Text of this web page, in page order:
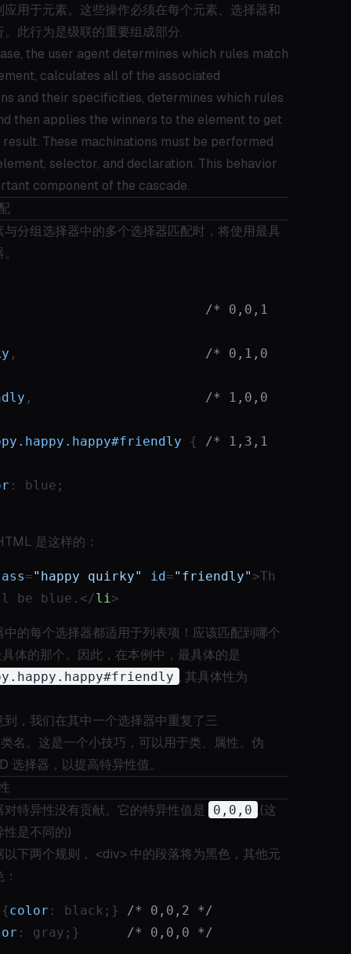
应用于元素。这些操作必须在每个元素、选择器和
此行为是级联的重要组成部分.
the user agent determines which rules match
calculates all of the associated
and their specificities, determines which rules
then applies the winners to the element to get
These machinations must be performed
selector, and declaration. This behavior
component of the cascade.
与分组选择器中的多个选择器匹配时，将使用最具
/* 0,0,1
, /* 0,1,0
, /* 1,0,0
.happy .happy#friendly { /* 1,3,1
: blue;
是这样的：
="happy quirky" id="friendly" >Th
be blue. </li >
中的每个选择器都适用于列表项！应该匹配到哪个
体的那个。因此，在本例中，最具体的是
, 其具体性为
到，我们在其中一个选择器中重复了三
名。这是一个小技巧，可以用于类、属性、伪
选择器，以提高特异性值。
对特异性没有贡献。它的特异性值是
0,0,0
.(这
性是不同的)
以下两个规则， <div> 中的段落将为黑色，其他元
color : black;}
/* 0,0,2 */
: gray;} /* 0,0,0 */